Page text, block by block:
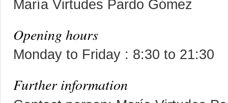
María Virtudes Pardo Gómez
Opening hours
Monday to Friday : 8:30 to 21:30
Further information